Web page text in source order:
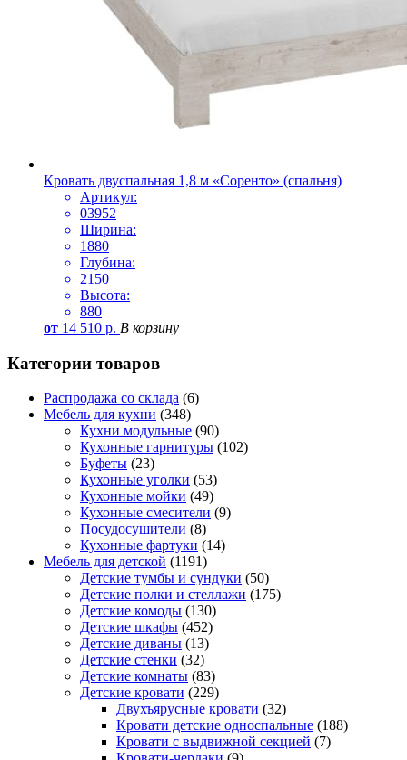
Кровать двуспальная 1,8 м «Соренто» (спальня)
Артикул:
03952
Ширина:
1880
Глубина:
2150
Высота:
880
от 14 510 р. В корзину
Категории товаров
Распродажа со склада (6)
Мебель для кухни (348)
Кухни модульные (90)
Кухонные гарнитуры (102)
Буфеты (23)
Кухонные уголки (53)
Кухонные мойки (49)
Кухонные смесители (9)
Посудосушители (8)
Кухонные фартуки (14)
Мебель для детской (1191)
Детские тумбы и сундуки (50)
Детские полки и стеллажи (175)
Детские комоды (130)
Детские шкафы (452)
Детские диваны (13)
Детские стенки (32)
Детские комнаты (83)
Детские кровати (229)
Двухъярусные кровати (32)
Кровати детские односпальные (188)
Кровати с выдвижной секцией (7)